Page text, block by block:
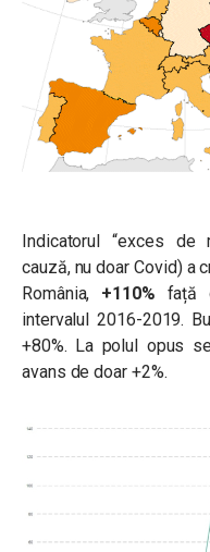
Indicatorul “exces de
cauză, nu doar Covid) a
România, +110% față
intervalul 2016-2019.
+80%. La polul opus
avans de doar +2%.